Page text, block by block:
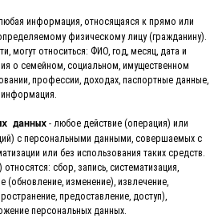
информация, относящаяся к прямо или
физическому лицу (гражданину).
могут относиться: ФИО, год, месяц, дата и
о семейном, социальном, имущественном
профессии, доходах, паспортные данные,
данных - любое действие (операция) или
с персональными данными, совершаемых с
или без использования таких средств.
сбор, запись, систематизация,
(обновление, изменение), извлечение,
предоставление, доступ),
персональных данных.